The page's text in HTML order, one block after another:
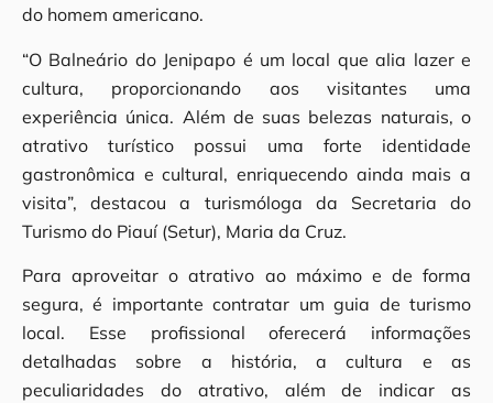
do homem americano.
“O Balneário do Jenipapo é um local que alia lazer e
cultura, proporcionando aos visitantes uma
experiência única. Além de suas belezas naturais, o
atrativo turístico possui uma forte identidade
gastronômica e cultural, enriquecendo ainda mais a
visita”, destacou a turismóloga da Secretaria do
Turismo do Piauí (Setur), Maria da Cruz.
Para aproveitar o atrativo ao máximo e de forma
segura, é importante contratar um guia de turismo
local. Esse profissional oferecerá informações
detalhadas sobre a história, a cultura e as
peculiaridades do atrativo, além de indicar as